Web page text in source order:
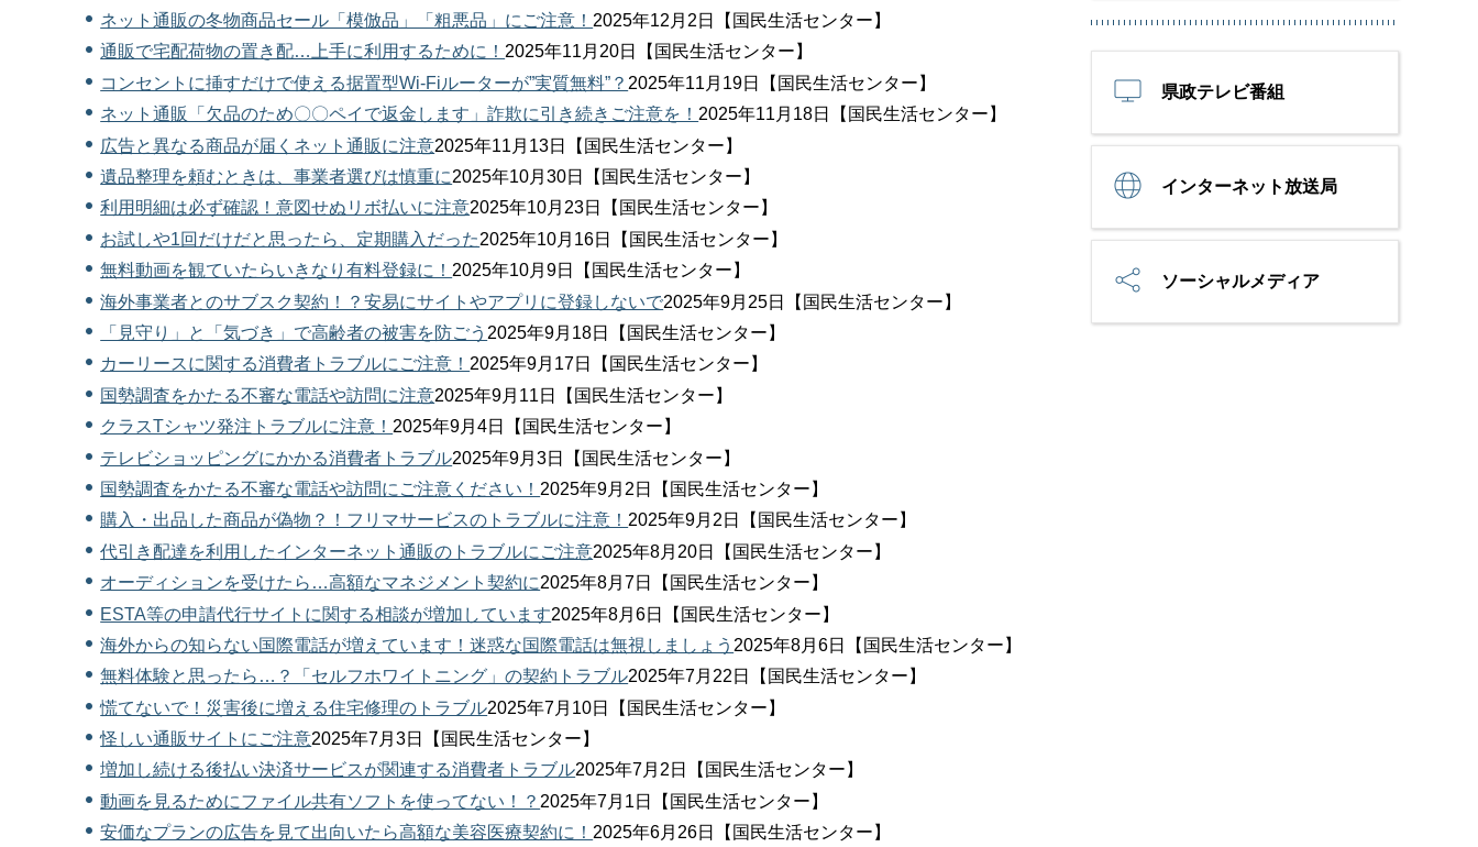
ネット通販の冬物商品セール「模倣品」「粗悪品」にご注意！ 2025年12月2日【国民生活センター】
通販で宅配荷物の置き配…上手に利用するために！2025年11月20日【国民生活センター】
コンセントに挿すだけで使える据置型Wi-Fiルーターが”実質無料”？ 2025年11月19日【国民生活センター】
ネット通販「欠品のため〇〇ペイで返金します」詐欺に引き続きご注意を！ 2025年11月18日【国民生活センター】
広告と異なる商品が届くネット通販に注意2025年11月13日【国民生活センター】
遺品整理を頼むときは、事業者選びは慎重に2025年10月30日【国民生活センター】
利用明細は必ず確認！意図せぬリボ払いに注意2025年10月23日【国民生活センター】
お試しや1回だけだと思ったら、定期購入だった2025年10月16日【国民生活センター】
無料動画を観ていたらいきなり有料登録に！ 2025年10月9日【国民生活センター】
海外事業者とのサブスク契約！？安易にサイトやアプリに登録しないで2025年9月25日【国民生活センター】
「見守り」と「気づき」で高齢者の被害を防ごう 2025年9月18日【国民生活センター】
カーリースに関する消費者トラブルにご注意！ 2025年9月17日【国民生活センター】
国勢調査をかたる不審な電話や訪問に注意2025年9月11日【国民生活センター】
クラスTシャツ発注トラブルに注意！ 2025年9月4日【国民生活センター】
テレビショッピングにかかる消費者トラブル2025年9月3日【国民生活センター】
国勢調査をかたる不審な電話や訪問にご注意ください！ 2025年9月2日【国民生活センター】
購入・出品した商品が偽物？！フリマサービスのトラブルに注意！ 2025年9月2日【国民生活センター】
代引き配達を利用したインターネット通販のトラブルにご注意2025年8月20日【国民生活センター】
オーディションを受けたら…高額なマネジメント契約に2025年8月7日【国民生活センター】
ESTA等の申請代行サイトに関する相談が増加しています2025年8月6日【国民生活センター】
海外からの知らない国際電話が増えています！迷惑な国際電話は無視しましょう 2025年8月6日【国民生活センター】
無料体験と思ったら…？「セルフホワイトニング」の契約トラブル2025年7月22日【国民生活センター】
慌てないで！災害後に増える住宅修理のトラブル2025年7月10日【国民生活センター】
怪しい通販サイトにご注意2025年7月3日【国民生活センター】
増加し続ける後払い決済サービスが関連する消費者トラブル2025年7月2日【国民生活センター】
動画を見るためにファイル共有ソフトを使ってない！？ 2025年7月1日【国民生活センター】
安価なプランの広告を見て出向いたら高額な美容医療契約に！ 2025年6月26日【国民生活センター】
県政テレビ番組
インターネット放送局
ソーシャルメディア